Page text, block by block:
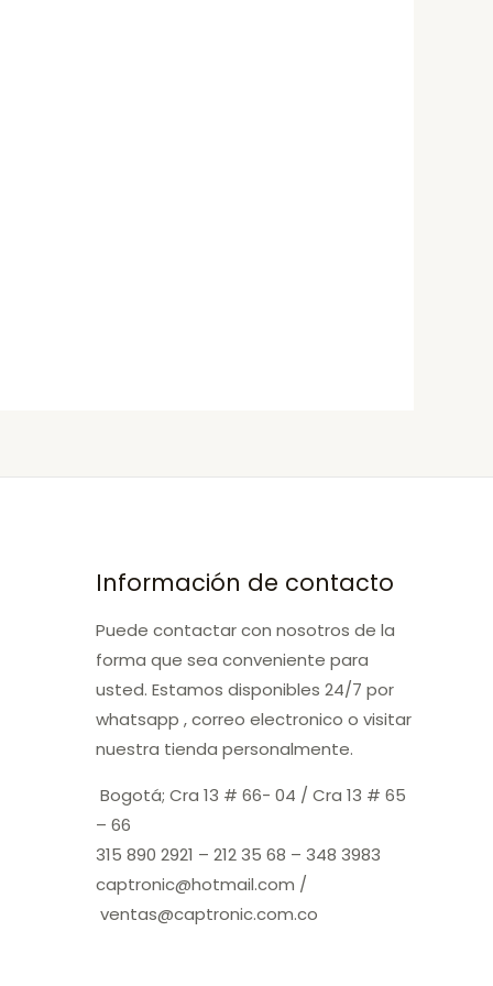
Información de contacto
Puede contactar con nosotros de la
forma que sea conveniente para
usted. Estamos disponibles 24/7 por
whatsapp , correo electronico o visitar
nuestra tienda personalmente.
Bogotá; Cra 13 # 66- 04 / Cra 13 # 65
– 66
315 890 2921 – 212 35 68 – 348 3983
captronic@hotmail.com /
ventas@captronic.com.co